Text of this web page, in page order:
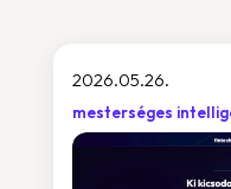
2026.05.26.
mesterséges